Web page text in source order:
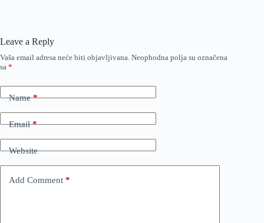
Leave a Reply
Vaša email adresa neće biti objavljivana. Neophodna polja su označena
sa *
Name*
Email*
Website
Add Comment *